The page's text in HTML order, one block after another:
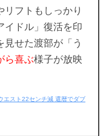
リフトもしっかり
イドル」復活を印
せた渡部が「う
ら喜ぶ様子が放映
エスト22センチ減 還暦でダブ